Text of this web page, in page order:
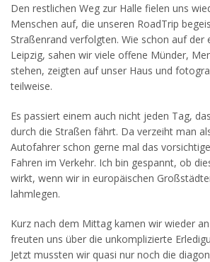
Den restlichen Weg zur Halle fielen uns
Menschen auf, die unseren RoadTrip
Straßenrand verfolgten. Wie schon auf der
Leipzig, sahen wir viele offene Münder,
stehen, zeigten auf unser Haus und
teilweise.
Es passiert einem auch nicht jeden Tag,
durch die Straßen fährt. Da verzeiht man
Autofahrer schon gerne mal das
Fahren im Verkehr. Ich bin gespannt, ob
wirkt, wenn wir in europäischen
lahmlegen.
Kurz nach dem Mittag kamen wir wieder
freuten uns über die unkomplizierte
Jetzt mussten wir quasi nur noch die